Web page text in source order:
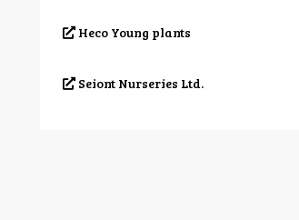
Heco Young plants
Seiont Nurseries Ltd.